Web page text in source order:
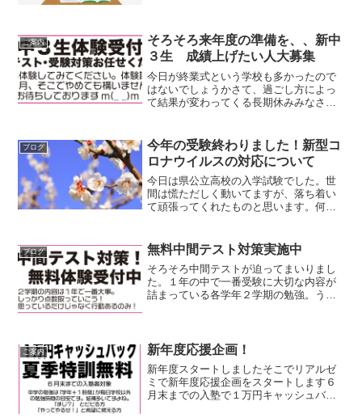
で計算しない、これを徹底し...
ご案内
そろそろ来年度の準備を、、新中
３生 成績上げたい人大募集
今日が終業式という学校も多かったので
はないでしょうかさて、過ごし方によっ
て結果が変わってくる長期休みみなさん
では大募集しています昨日ブログに書い
た無料冬季特訓をつかって...
ブログ
今年の受験終わりました！新型コ
ロナウイルスの対応について
今日は県公立高校の入学試験でした。世
間は慌ただしく動いてますが、落ち着い
て頑張ってくれたものと思います。何人
だきました。通常、中3生は昨日で卒業な
んですが、何人かは引き...
ブログ 無料中間テスト対策実施中
そろそろ中間テストが迫ってまいりまし
た。１年の中で一番受験に大切な内容が
詰まっている各学年２学期の勉強。うま
とを目指しています。体験...
ご案内 新年度応援企画！
新年度スタートしましたそこでリアルゼ
ミで新年度応援企画をスタートします６
月末までの入塾で１万円キャッシュバッ